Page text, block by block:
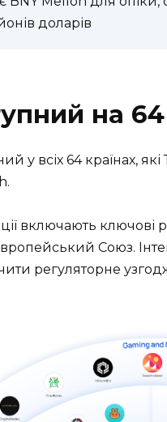
доларів
на
у всіх 64 країнах,
включають
Союз.
регуляторне